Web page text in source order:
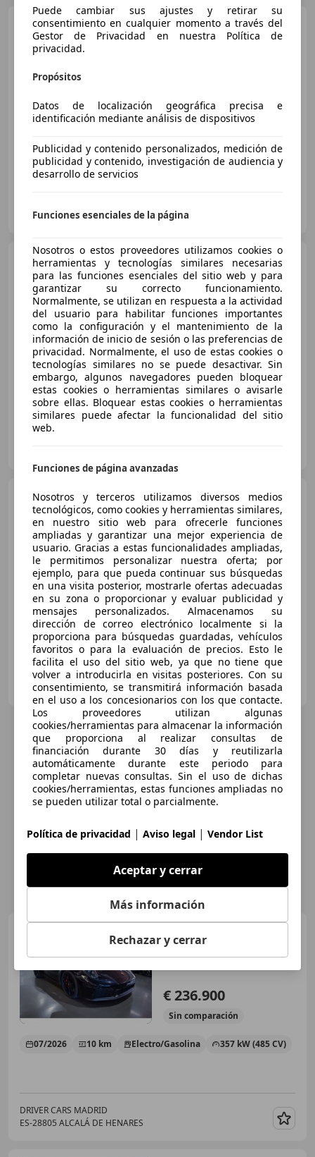
Porsche 992 Spirit 70
Sincomparación
ES-29602 MARBELLA
Porsche 992 Carrera
Cabriolet
€ 237.900 1
Sin comparación
06/2026 10 km Gasolina 290 kW (394 CV)
Porsche 992 Carrera
Cabriolet
€ 237.900
1
Sincomparación
06/2026 10 km Gasolina 290 kW (394 CV)
DRIVER CARS MÁLAGA
ES-29602 MARBELLA
Cabriolet
€ 236.900
Sin comparación
07/2026 10 km Electro/Gasolina 357 kW (485 CV)
DRIVER CARS MADRID
ES-28805 ALCALÁ DE HENARES
Puede cambiar sus ajustes y retirar su
consentimiento en cualquier momento a través del
Gestor de Privacidad en nuestra Política de
privacidad.
Propósitos
Datos de localización geográfica precisa e
identificación mediante análisis de dispositivos
Publicidad y contenido personalizados, medición de
publicidad y contenido, investigación de audiencia y
desarrollo de servicios
Funciones esenciales de la página
Nosotros o estos proveedores utilizamos cookies o
herramientas y tecnologías similares necesarias
para las funciones esenciales del sitio web y para
garantizar su correcto funcionamiento.
Normalmente, se utilizan en respuesta a la actividad
del usuario para habilitar funciones importantes
como la configuración y el mantenimiento de la
información de inicio de sesión o las preferencias de
privacidad. Normalmente, el uso de estas cookies o
tecnologías similares no se puede desactivar. Sin
embargo, algunos navegadores pueden bloquear
estas cookies o herramientas similares o avisarle
sobre ellas. Bloquear estas cookies o herramientas
similares puede afectar la funcionalidad del sitio
web.
Funciones de página avanzadas
Nosotros y terceros utilizamos diversos medios
tecnológicos, como cookies y herramientas similares,
en nuestro sitio web para ofrecerle funciones
ampliadas y garantizar una mejor experiencia de
usuario. Gracias a estas funcionalidades ampliadas,
le permitimos personalizar nuestra oferta; por
ejemplo, para que pueda continuar sus búsquedas
en una visita posterior, mostrarle ofertas adecuadas
en su zona o proporcionar y evaluar publicidad y
mensajes personalizados. Almacenamos su
dirección de correo electrónico localmente si la
proporciona para búsquedas guardadas, vehículos
favoritos o para la evaluación de precios. Esto le
facilita el uso del sitio web, ya que no tiene que
volver a introducirla en visitas posteriores. Con su
consentimiento, se transmitirá información basada
en el uso a los concesionarios con los que contacte.
Los proveedores utilizan algunas
cookies/herramientas para almacenar la información
que proporciona al realizar consultas de
financiación durante 30 días y reutilizarla
automáticamente durante este periodo para
completar nuevas consultas. Sin el uso de dichas
cookies/herramientas, estas funciones ampliadas no
se pueden utilizar total o parcialmente.
Política de privacidad | Aviso legal | Vendor List
Aceptar y cerrar
Más información
Rechazar y cerrar